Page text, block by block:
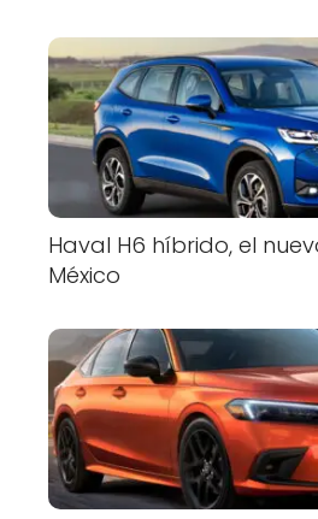
Haval H6 híbrido, el
México